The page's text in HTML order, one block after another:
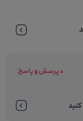
0 پرسش و پاسخ